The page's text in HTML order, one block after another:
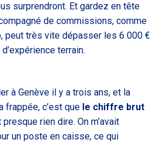
surprendront. Et gardez en tête
de commissions, comme
peut très vite dépasser les 6 000 €
terrain.
à Genève il y a trois ans, et la
frappée, c’est que le chiffre brut
presque rien dire. On m’avait
un poste en caisse, ce qui